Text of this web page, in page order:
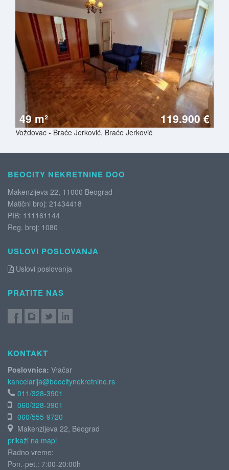
49 m² 119.900 €
Voždovac - Braće Jerković, Braće Jerković
BEOCITY NEKRETNINE DOO
Makenzijeva 22, 11000 Beograd
Matični broj: 21434418
PIB: 111161144
Reg. broj: 1080
USLOVI POSLOVANJA
Uslovi poslovanja
PRATITE NAS
KONTAKT
Poslovnica: Vračar
kancelarija@beocitynekretnine.rs
011/328-3901
060/328-3901
060/555-9720
Makenzijeva 22, Beograd
prikaži na mapi
Radno vreme:
Pon.-pet.: 7:00-20:00h